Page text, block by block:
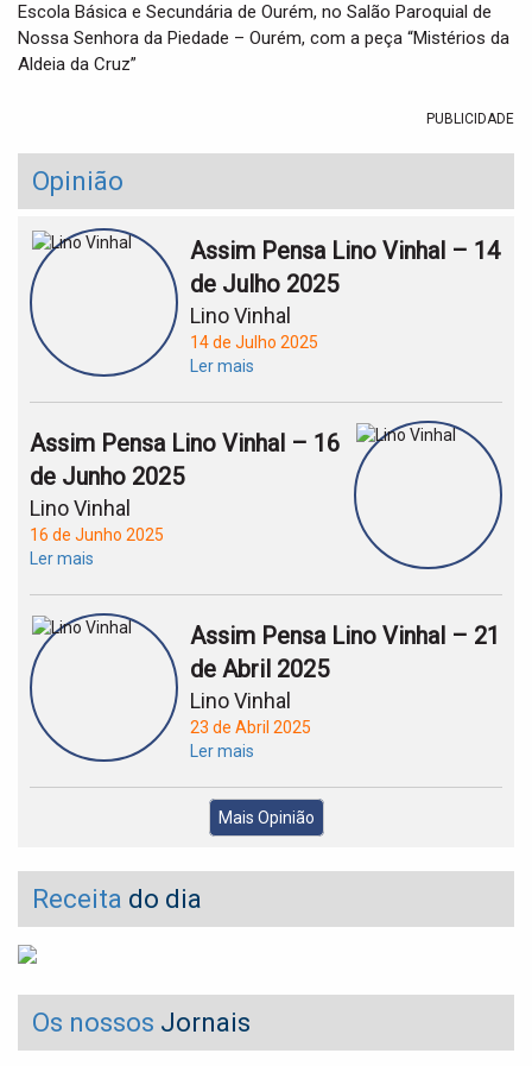
Escola Básica e Secundária de Ourém, no Salão Paroquial de
Nossa Senhora da Piedade – Ourém, com a peça “Mistérios da
Aldeia da Cruz”
PUBLICIDADE
Opinião
Assim Pensa Lino Vinhal – 14
de Julho 2025
Lino Vinhal
14 de Julho 2025
Ler mais
Assim Pensa Lino Vinhal – 16
de Junho 2025
Lino Vinhal
16 de Junho 2025
Ler mais
Assim Pensa Lino Vinhal – 21
de Abril 2025
Lino Vinhal
23 de Abril 2025
Ler mais
Mais Opinião
Receita do dia
Os nossos Jornais